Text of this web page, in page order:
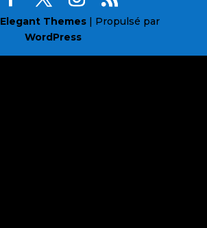
Elegant Themes | Propulsé par
WordPress